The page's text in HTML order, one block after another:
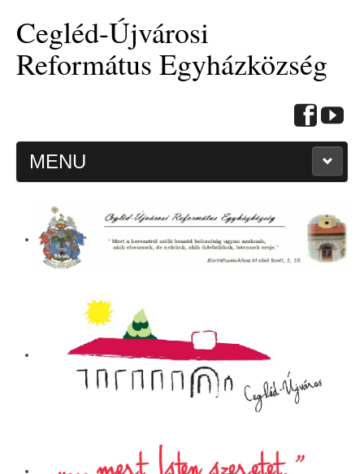
Cegléd-Újvárosi
Református Egyházközség
MENU
KEZDŐOLDAL
HITMÉLYÍTŐ CIKKEK
ALKALMAINK
ÜGYINTÉZÉS
ELÉRHETŐSÉG